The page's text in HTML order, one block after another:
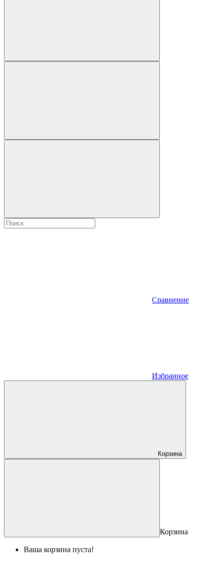
Сравнение
Избранное
Корзина
Корзина
Ваша корзина пуста!